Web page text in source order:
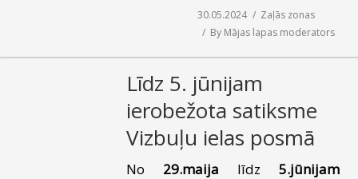
30.05.2024
Zaļās zonas
By Mājas lapas moderators
Līdz 5. jūnijam
ierobežota satiksme
Vizbuļu ielas posmā
No 29.maija līdz 5.jūnijam